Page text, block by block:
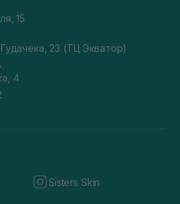
15
Гудачека, 23 (ТЦ Экватор)
4
Sisters Skin